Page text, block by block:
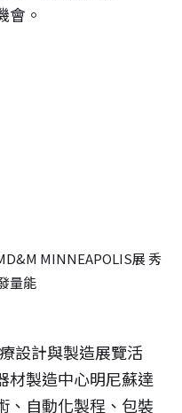
會。
MINNEAPOLIS展 秀
量能
設計與製造展覽活
材製造中心明尼蘇達
、自動化製程、包裝